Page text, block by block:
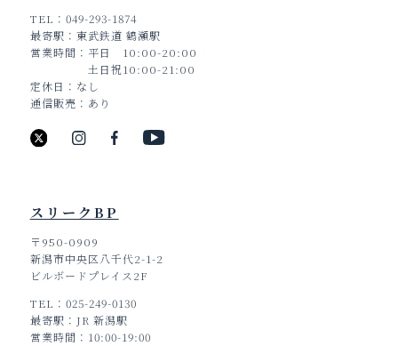
TEL
049-293-1874
最寄駅
東武鉄道 鶴瀬駅
営業時間
平日 10:00-20:00
土日祝10:00-21:00
定休日
なし
通信販売
あり
スリークBP
〒950-0909
新潟市中央区八千代2-1-2
ビルボードプレイス2F
TEL
025-249-0130
最寄駅
JR 新潟駅
営業時間
10:00-19:00